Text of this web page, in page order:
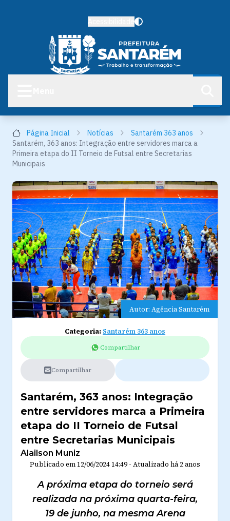
Página Inicial Notícias
Santarém 363 anos
Santarém, 363 anos: Integração entre servidores marca a
Primeira etapa do II Torneio de Futsal entre Secretarias
Municipais
Autor: Agência Santarém
Categoria: Santarém 363 anos
Compartilhar
Compartilhar
Santarém, 363 anos: Integração
entre servidores marca a Primeira
etapa do II Torneio de Futsal
entre Secretarias Municipais
Alailson Muniz
Publicado em 12/06/2024 14:49 - Atualizado há 2 anos
A próxima etapa do torneio será
realizada na próxima quarta-feira,
19 de junho, na mesma Arena